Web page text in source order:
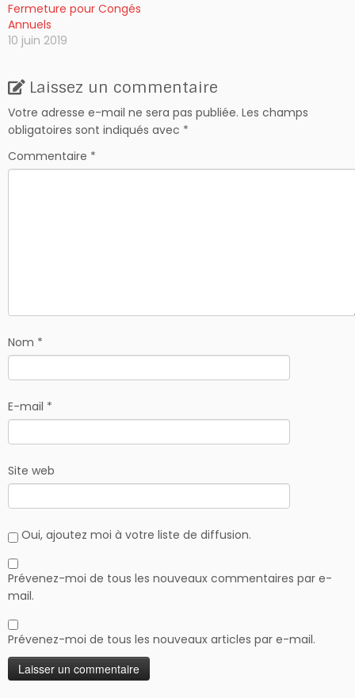
Fermeture pour Congés
Annuels
10 juin 2019
Laissez un commentaire
Votre adresse e-mail ne sera pas publiée. Les champs
obligatoires sont indiqués avec *
Commentaire *
Nom *
E-mail *
Site web
Oui, ajoutez moi à votre liste de diffusion.
Prévenez-moi de tous les nouveaux commentaires par e-
mail.
Prévenez-moi de tous les nouveaux articles par e-mail.